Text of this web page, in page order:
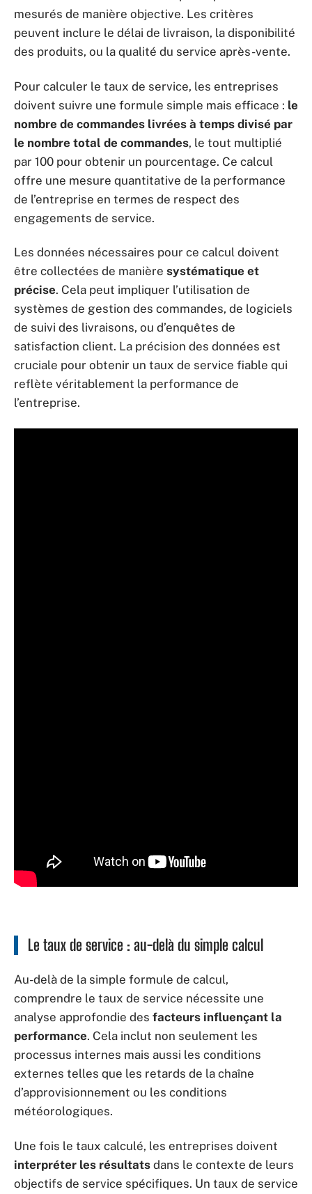
mesurés de manière objective. Les critères
peuvent inclure le délai de livraison, la disponibilité
des produits, ou la qualité du service après-vente.
Pour calculer le taux de service, les entreprises
doivent suivre une formule simple mais efficace : le
nombre de commandes livrées à temps divisé par
le nombre total de commandes, le tout multiplié
par 100 pour obtenir un pourcentage. Ce calcul
offre une mesure quantitative de la performance
de l’entreprise en termes de respect des
engagements de service.
Les données nécessaires pour ce calcul doivent
être collectées de manière systématique et
précise. Cela peut impliquer l’utilisation de
systèmes de gestion des commandes, de logiciels
de suivi des livraisons, ou d’enquêtes de
satisfaction client. La précision des données est
cruciale pour obtenir un taux de service fiable qui
reflète véritablement la performance de
l’entreprise.
Le taux de service : au-delà du simple calcul
Au-delà de la simple formule de calcul,
comprendre le taux de service nécessite une
analyse approfondie des facteurs influençant la
performance. Cela inclut non seulement les
processus internes mais aussi les conditions
externes telles que les retards de la chaîne
d’approvisionnement ou les conditions
météorologiques.
Une fois le taux calculé, les entreprises doivent
interpréter les résultats dans le contexte de leurs
objectifs de service spécifiques. Un taux de service